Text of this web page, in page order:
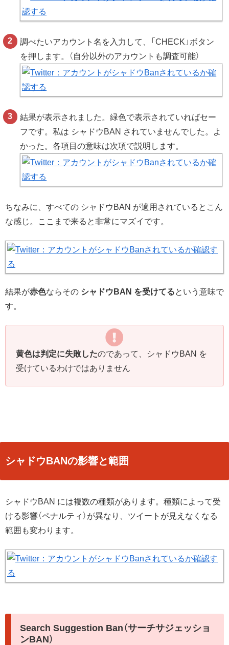
調べたいアカウント名を入力して、「CHECK」ボタン
を押します。（自分以外のアカウントも調査可能）
結果が表示されました。緑色で表示されていればセー
フです。私は シャドウBAN されていませんでした。よ
かった。各項目の意味は次項で説明します。
ちなみに、すべての シャドウBAN が適用されているとこん
な感じ。ここまで来ると非常にマズイです。
結果が赤色ならその シャドウBAN を受けてるという意味で
す。
黄色は判定に失敗したのであって、シャドウBAN を
受けているわけではありません
シャドウBANの影響と範囲
シャドウBAN には複数の種類があります。種類によって受
ける影響（ペナルティ）が異なり、ツイートが見えなくなる
範囲も変わります。
Search Suggestion Ban（サーチサジェッショ
ンBAN）